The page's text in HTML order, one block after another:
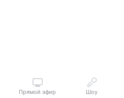
Прямой эфир Шоу